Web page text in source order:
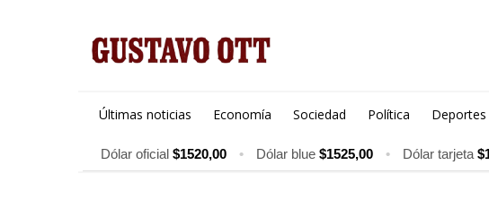
Últimas noticias Economía Sociedad Política Deportes
Dólar oficial $1520,00 • Dólar blue $1525,00 • Dólar tarjeta